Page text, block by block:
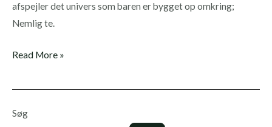
afspejler det univers som baren er bygget op omkring;
Nemlig te.
Read More »
Søg